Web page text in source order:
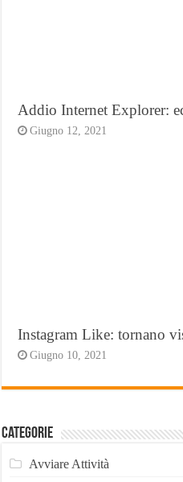
Addio Internet Explorer:
Giugno 12, 2021
Instagram Like: tornano
Giugno 10, 2021
Categorie
Avviare Attività